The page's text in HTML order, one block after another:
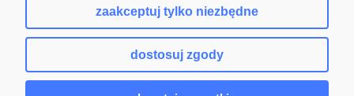
Najczęstsze mity o laptopach poleasingowych (i jak jest naprawdę)
zaakceptuj tylko niezbędne
dostosuj zgody